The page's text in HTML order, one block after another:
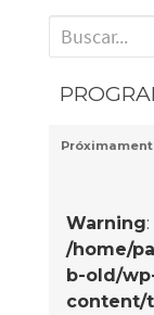
' .
Warning
/home/
b-old/
content/